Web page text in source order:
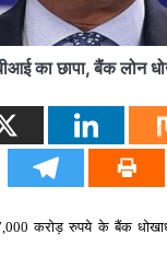
का छापा, बैंक लोन
करोड़ रुपये के बैंक